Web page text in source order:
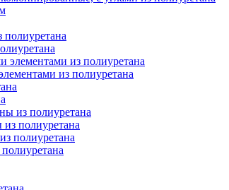
из полиуретана
полиуретана